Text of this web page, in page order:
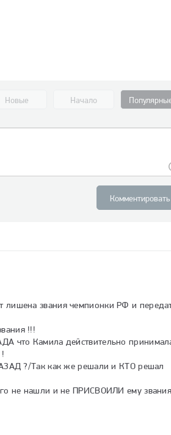
Новые Начало
Комментировать
звания чемпионки РФ и
!!!
что Камила действительно
?/Так как же решали и КТО решал
не нашли и не ПРИСВОИЛИ ему звания